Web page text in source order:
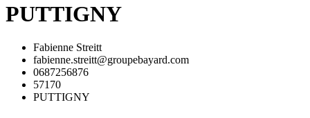
PUTTIGNY
Fabienne Streitt
fabienne.streitt@groupebayard.com
0687256876
57170
PUTTIGNY